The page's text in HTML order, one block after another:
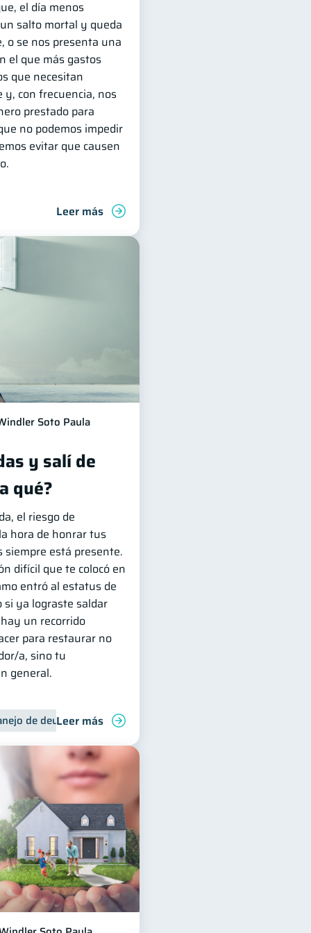
el día menos
salto mortal y queda
o se nos presenta una
el que más gastos
que necesitan
con frecuencia, nos
prestado para
no podemos impedir
evitar que causen
Leer más
Soto Paula
y salí de
qué?
el riesgo de
hora de honrar tus
siempre está presente.
difícil que te colocó en
entró al estatus de
si ya lograste saldar
un recorrido
para restaurar no
a, sino tu
general.
de deudas Control de deudas
Leer más